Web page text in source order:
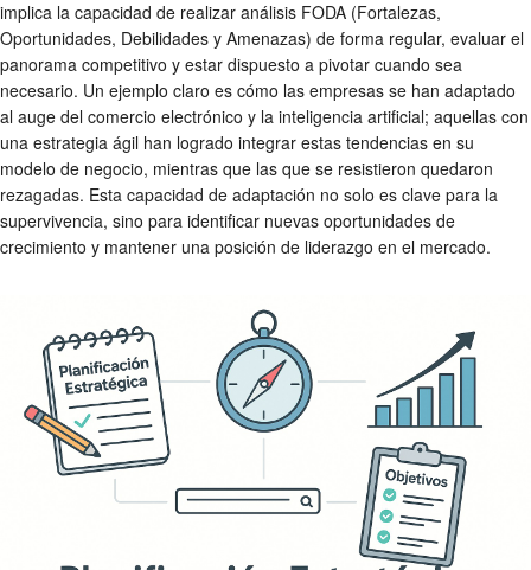
implica la capacidad de realizar análisis FODA (Fortalezas,
Oportunidades, Debilidades y Amenazas) de forma regular, evaluar el
panorama competitivo y estar dispuesto a pivotar cuando sea
necesario. Un ejemplo claro es cómo las empresas se han adaptado
al auge del comercio electrónico y la inteligencia artificial; aquellas con
una estrategia ágil han logrado integrar estas tendencias en su
modelo de negocio, mientras que las que se resistieron quedaron
rezagadas. Esta capacidad de adaptación no solo es clave para la
supervivencia, sino para identificar nuevas oportunidades de
crecimiento y mantener una posición de liderazgo en el mercado.